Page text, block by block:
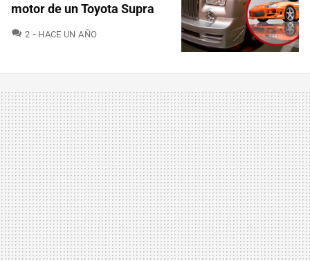
motor de un Toyota Supra
2 COMENTARIOS
HACE UN AÑO